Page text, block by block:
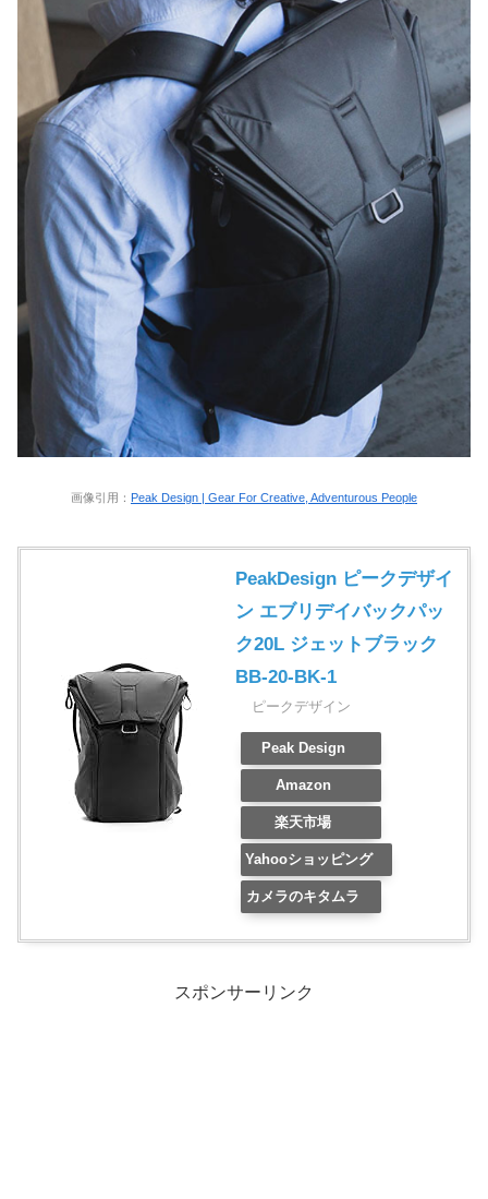
画像引用： Peak Design | Gear For Creative, Adventurous People
PeakDesign ピークデザイ
ン エブリデイバックパッ
ク20L ジェットブラック
BB-20-BK-1
ピークデザイン
Peak Design
Amazon
楽天市場
Yahooショッピング
カメラのキタムラ
スポンサーリンク